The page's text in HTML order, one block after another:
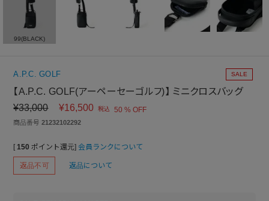
99(BLACK)
A.P.C. GOLF
【A.P.C. GOLF(アーペーセーゴルフ)】 ミニクロスバッグ
¥33,000 ¥16,500 税込 50 % OFF
SALE
商品番号 21232102292
[ 150 ポイント還元] 会員ランクについて
返品不可 返品について